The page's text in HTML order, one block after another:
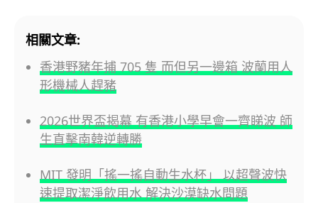
相關文章:
香港野豬年捕 705 隻 而但另一邊箱 波蘭用人
形機械人趕豬
2026世界盃揭幕 有香港小學早會一齊睇波 師
生直擊南韓逆轉勝
MIT 發明「搖一搖自動生水杯」 以超聲波快
速提取潔淨飲用水 解決沙漠缺水問題